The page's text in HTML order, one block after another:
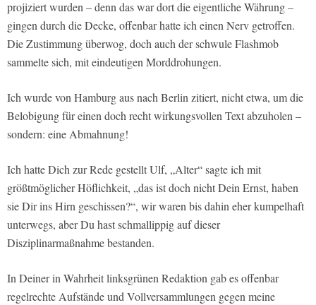
projiziert wurden – denn das war dort die eigentliche Währung –
gingen durch die Decke, offenbar hatte ich einen Nerv getroffen.
Die Zustimmung überwog, doch auch der schwule Flashmob
sammelte sich, mit eindeutigen Morddrohungen.
Ich wurde von Hamburg aus nach Berlin zitiert, nicht etwa, um die
Belobigung für einen doch recht wirkungsvollen Text abzuholen –
sondern: eine Abmahnung!
Ich hatte Dich zur Rede gestellt Ulf, „Alter“ sagte ich mit
größtmöglicher Höflichkeit, „das ist doch nicht Dein Ernst, haben
sie Dir ins Hirn geschissen?“, wir waren bis dahin eher kumpelhaft
unterwegs, aber Du hast schmallippig auf dieser
Disziplinarmaßnahme bestanden.
In Deiner in Wahrheit linksgrünen Redaktion gab es offenbar
regelrechte Aufstände und Vollversammlungen gegen meine